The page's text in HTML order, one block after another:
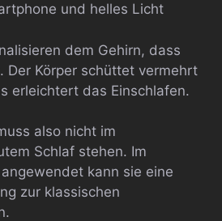
und helles Licht
dem Gehirn, dass
Der Körper schüttet vermehrt
erleichtert das Einschlafen.
also nicht im
Schlaf stehen. Im
kann sie eine
zur klassischen